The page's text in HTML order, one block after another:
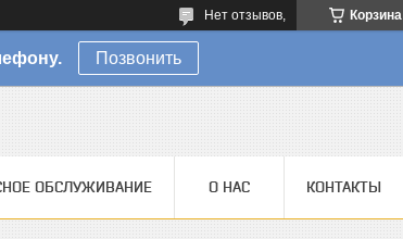
Корзина
Нет отзывов,
Позвонить
ОБСЛУЖИВАНИЕ О НАС КОНТАКТЫ